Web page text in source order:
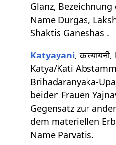
Glanz,
Name Durgas,
Shaktis Ganeshas .
Katyayani,
Katya/Kati
Brihadaranyaka-
beiden Frauen
Gegensatz zur
dem materiellen
Name Parvatis.